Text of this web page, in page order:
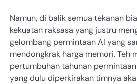
Namun, di balik semua tekanan
kekuatan raksasa yang justru
gelombang permintaan AI yang
mendongkrak harga memori. Teh
pertumbuhan tahunan
yang dulu diperkirakan timnya